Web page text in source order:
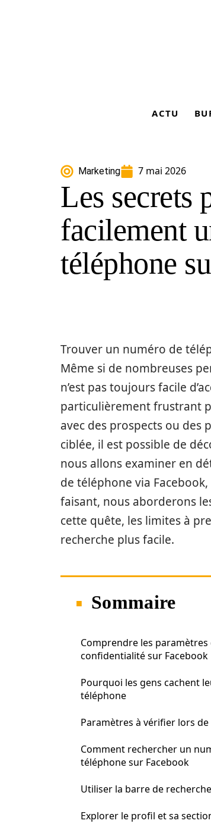
ACTU
Marketing 7 mai 2026
Les secrets
facilement
téléphone
Trouver un numéro de
Même si de nombreuses
n’est pas toujours facile
particulièrement frustrant
avec des prospects ou des
ciblée, il est possible de
nous allons examiner en
de téléphone via
faisant, nous aborderons
cette quête, les limites à
recherche plus facile.
Sommaire
Comprendre les paramètres
confidentialité sur Facebook
Pourquoi les gens cachent
téléphone
Paramètres à vérifier lors
Comment rechercher un
téléphone sur Facebook
Utiliser la barre de recherche
Explorer le profil et sa